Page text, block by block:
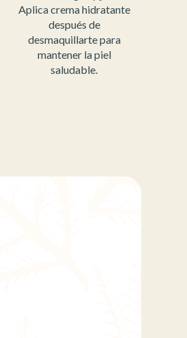
Aplica crema hidratante
después de
desmaquillarte para
mantener la piel
saludable.